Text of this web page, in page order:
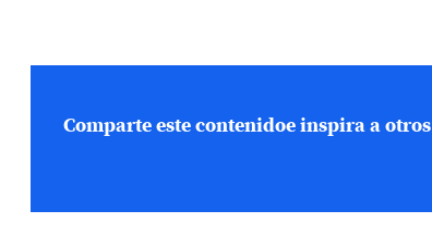
Comparte este contenidoe inspira a otros